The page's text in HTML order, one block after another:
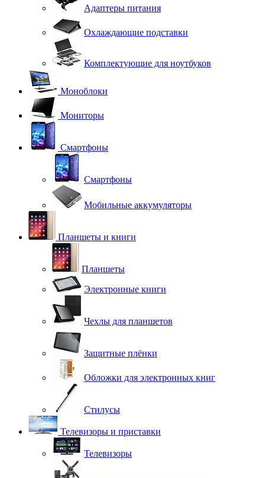
Адаптеры питания
Охлаждающие подставки
Комплектующие для ноутбуков
Моноблоки
Мониторы
Смартфоны
Смартфоны
Мобильные аккумуляторы
Планшеты и книги
Планшеты
Электронные книги
Чехлы для планшетов
Защитные плёнки
Обложки для электронных книг
Стилусы
Телевизоры и приставки
Телевизоры